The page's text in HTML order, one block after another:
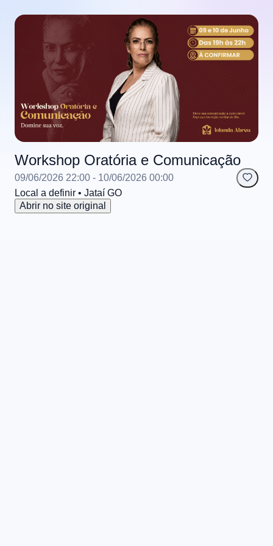
Workshop Oratória e Comunicação
09/06/2026 22:00 - 10/06/2026 00:00
Local a definir • Jataí GO
Abrir no site original